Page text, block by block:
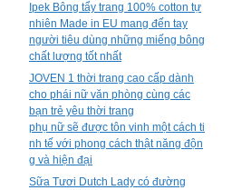
Ipek Bông tẩy trang 100% cotton tự
nhiên Made in EU mang đến tay
người tiêu dùng những miếng bông
chất lượng tốt nhất
JOVEN 1 thời trang cao cấp dành
cho phái nữ văn phòng cùng các
bạn trẻ yêu thời trang
phụ nữ sẽ được tôn vinh một cách ti
nh tế với phong cách thật năng độn
g và hiện đại
Sữa Tươi Dutch Lady có đường